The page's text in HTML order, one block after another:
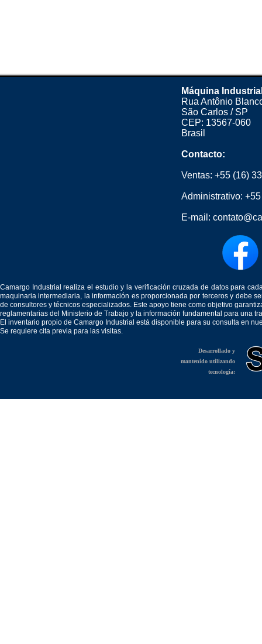
Máquina
Rua Antônio
São Carlos / SP
CEP: 13567-060
Brasil
Contacto:
Ventas: +55 (16)
Administrativo:
E-mail:
Camargo Industrial realiza el estudio y la verificación cruzada de datos para
maquinaria intermediaria, la información es proporcionada por terceros y debe
de consultores y técnicos especializados. Este apoyo tiene como objetivo
reglamentarias del Ministerio de Trabajo y la información fundamental para una
El inventario propio de Camargo Industrial está disponible para su consulta en
Se requiere cita previa para las visitas.
Desarrollado y
mantenido utilizando
tecnología: